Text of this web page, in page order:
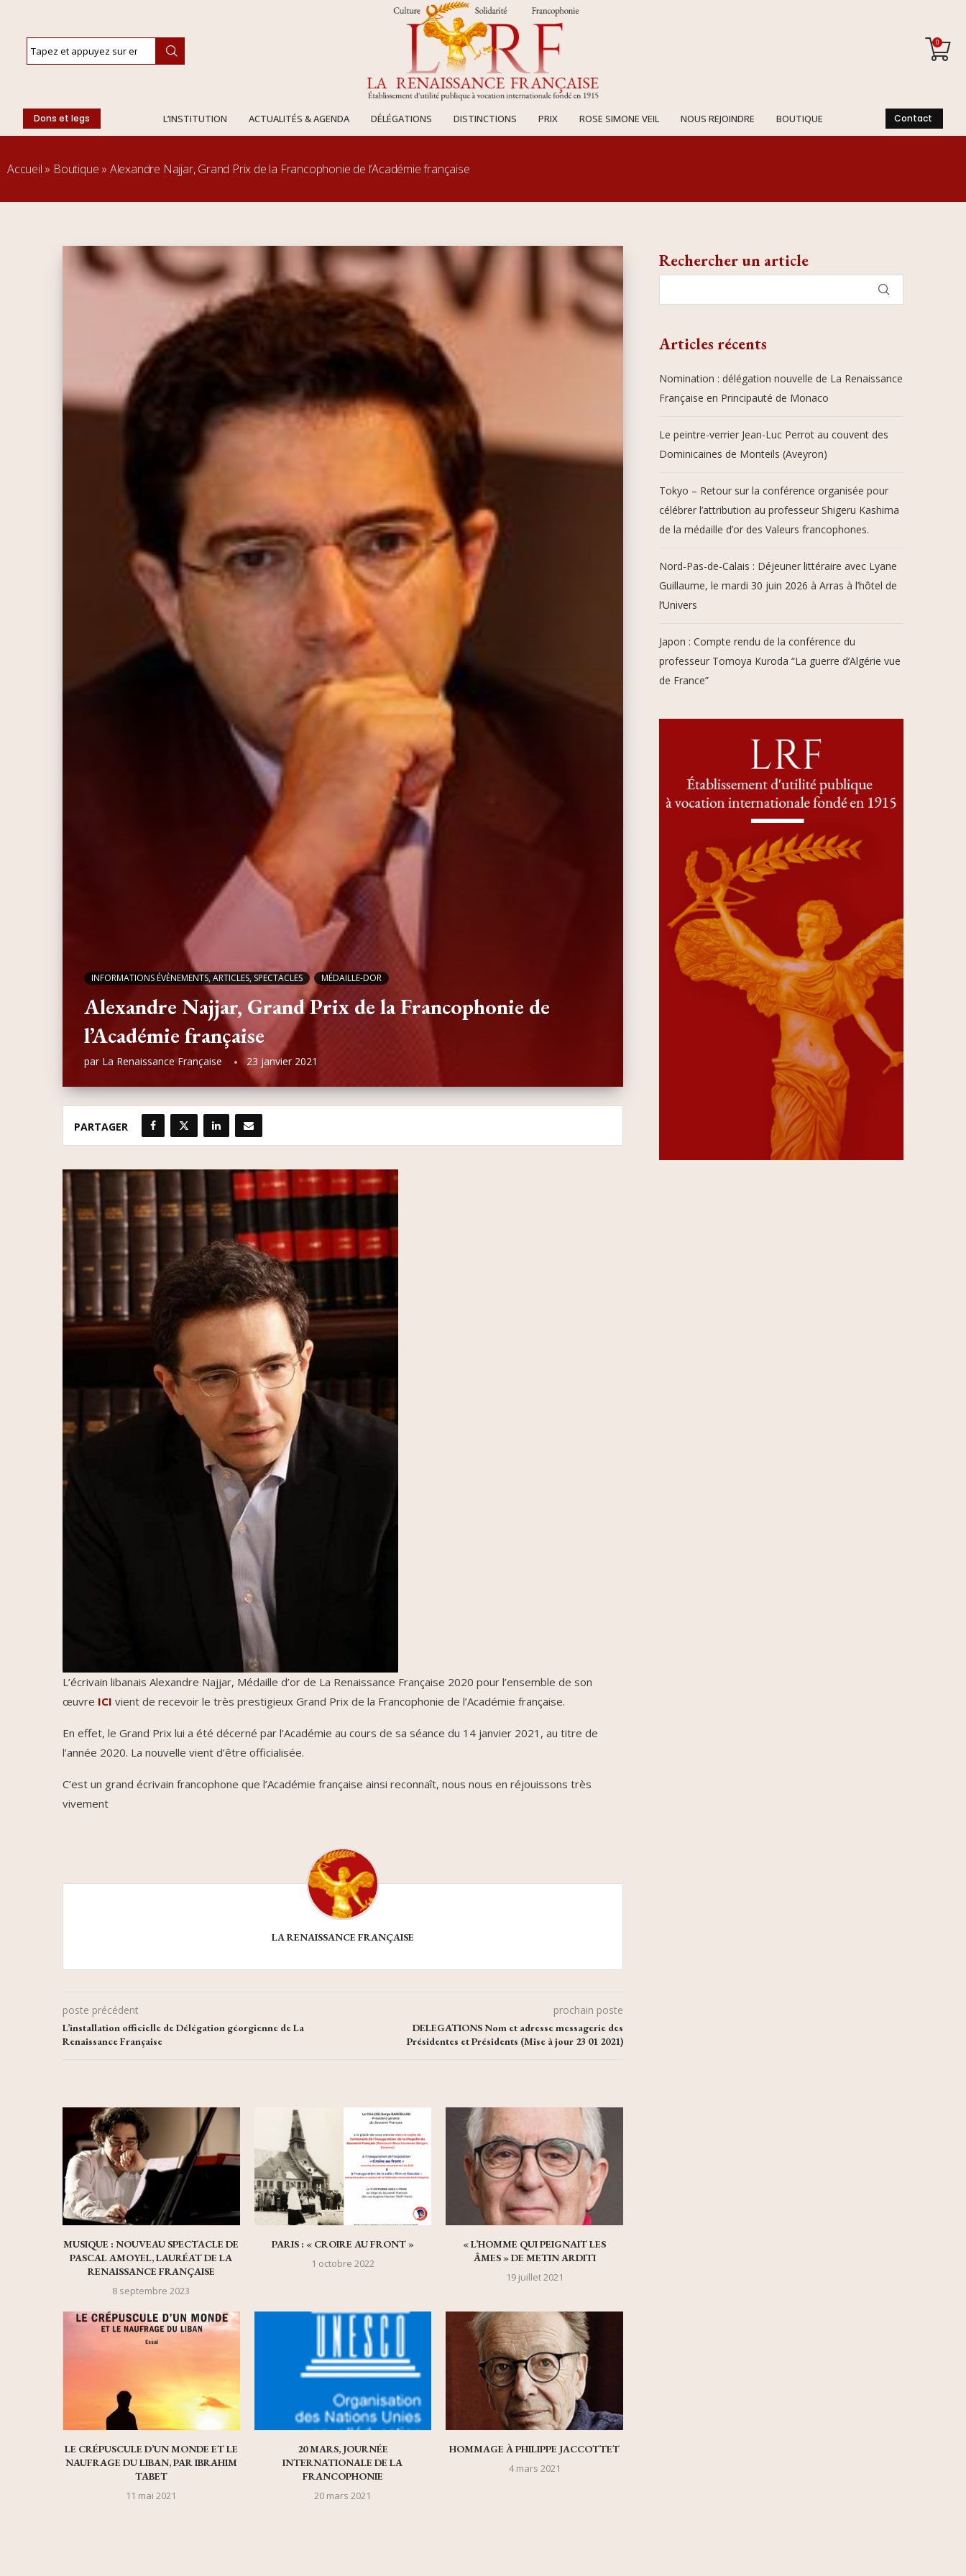
0
Dons et legs L’INSTITUTION ACTUALITÉS & AGENDA DÉLÉGATIONS DISTINCTIONS PRIX ROSE SIMONE VEIL NOUS REJOINDRE BOUTIQUE Contact
Accueil » Boutique » Alexandre Najjar, Grand Prix de la Francophonie de l’Académie française
INFORMATIONS ÉVÈNEMENTS, ARTICLES, SPECTACLES MÉDAILLE-DOR
Alexandre Najjar, Grand Prix de la Francophonie de
l’Académie française
par La Renaissance Française 23 janvier 2021
PARTAGER
L’écrivain libanais Alexandre Najjar, Médaille d’or de La Renaissance Française 2020 pour l’ensemble de son
œuvre ICI vient de recevoir le très prestigieux Grand Prix de la Francophonie de l’Académie française.
En effet, le Grand Prix lui a été décerné par l’Académie au cours de sa séance du 14 janvier 2021, au titre de
l’année 2020. La nouvelle vient d’être officialisée.
C’est un grand écrivain francophone que l’Académie française ainsi reconnaît, nous nous en réjouissons très
vivement
LA RENAISSANCE FRANÇAISE
poste précédent
L’installation officielle de Délégation géorgienne de La
Renaissance Française
prochain poste
DELEGATIONS Nom et adresse messagerie des
Présidentes et Présidents (Mise à jour 23 01 2021)
MUSIQUE : NOUVEAU SPECTACLE DE
PASCAL AMOYEL, LAURÉAT DE LA
RENAISSANCE FRANÇAISE
8 septembre 2023
PARIS : « CROIRE AU FRONT »
1 octobre 2022
« L’HOMME QUI PEIGNAIT LES
ÂMES » DE METIN ARDITI
19 juillet 2021
LE CRÉPUSCULE D’UN MONDE ET LE
NAUFRAGE DU LIBAN, PAR IBRAHIM
TABET
11 mai 2021
20 MARS, JOURNÉE
INTERNATIONALE DE LA
FRANCOPHONIE
20 mars 2021
HOMMAGE À PHILIPPE JACCOTTET
4 mars 2021
Rechercher un article
Articles récents
Nomination : délégation nouvelle de La Renaissance
Française en Principauté de Monaco
Le peintre-verrier Jean-Luc Perrot au couvent des
Dominicaines de Monteils (Aveyron)
Tokyo – Retour sur la conférence organisée pour
célébrer l’attribution au professeur Shigeru Kashima
de la médaille d’or des Valeurs francophones.
Nord-Pas-de-Calais : Déjeuner littéraire avec Lyane
Guillaume, le mardi 30 juin 2026 à Arras à l’hôtel de
l’Univers
Japon : Compte rendu de la conférence du
professeur Tomoya Kuroda “La guerre d’Algérie vue
de France”